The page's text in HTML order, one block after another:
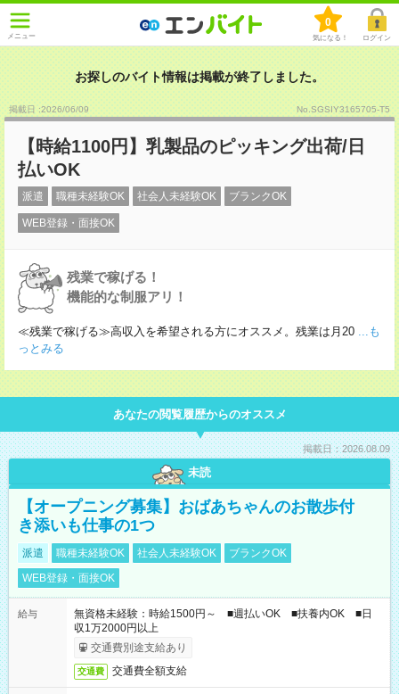
メニュー
0
気になる！ ログイン
お探しのバイト情報は掲載が終了しました。
掲載日 :2026/06/09 No.SGSIY3165705-T5
【時給1100円】乳製品のピッキング出荷/日
払いOK
派遣 職種未経験OK 社会人未経験OK ブランクOK
WEB登録・面接OK
残業で稼げる！
機能的な制服アリ！
≪残業で稼げる≫高収入を希望される方にオススメ。残業は月20 ...も
っとみる
あなたの閲覧履歴からのオススメ
掲載日：2026.08.09
未読
【オープニング募集】おばあちゃんのお散歩付
き添いも仕事の1つ
派遣 職種未経験OK 社会人未経験OK
ブランクOK
WEB登録・面接OK
給与
無資格未経験：時給1500円～ ■週払いOK ■扶養内OK ■日
収1万2000円以上
交通費別途支給あり
交通費 交通費全額支給